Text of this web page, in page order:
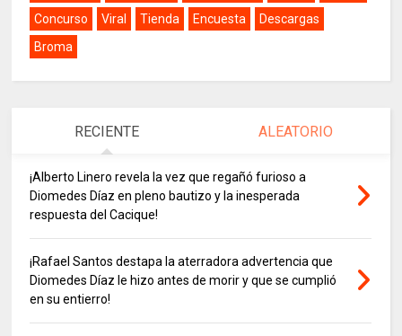
Concurso
Viral Tienda Encuesta
Descargas
Broma
RECIENTE ALEATORIO
¡Alberto Linero revela la vez que regañó furioso a
Diomedes Díaz en pleno bautizo y la inesperada
respuesta del Cacique!
¡Rafael Santos destapa la aterradora advertencia que
Diomedes Díaz le hizo antes de morir y que se cumplió
en su entierro!